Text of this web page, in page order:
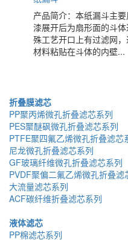
产品简介：本纸漏斗主
漆展开后为扇形面的斗
殊工艺开口上有过滤网
材料粘贴在斗体的内壁...
折叠膜滤芯
PP聚丙烯微孔折叠滤芯系列
PES聚醚砜微孔折叠滤芯系列
PTFE聚四氟乙烯微孔折叠滤芯
尼龙微孔折叠滤芯系列
GF玻璃纤维微孔折叠滤芯系列
PVDF聚偏二氟乙烯微孔折叠滤
大流量滤芯系列
ACF碳纤维折叠滤芯系列
液体滤芯
PP棉滤芯系列